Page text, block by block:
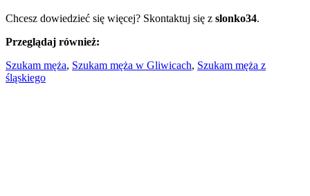
Chcesz dowiedzieć się więcej? Skontaktuj się z slonko34.
Przeglądaj również:
Szukam męża, Szukam męża w Gliwicach, Szukam męża z
śląskiego